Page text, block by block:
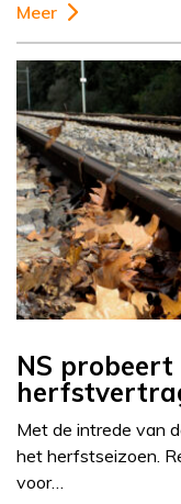
Meer
NS probeert
Met de intrede van
het herfstseizoen.
voor…